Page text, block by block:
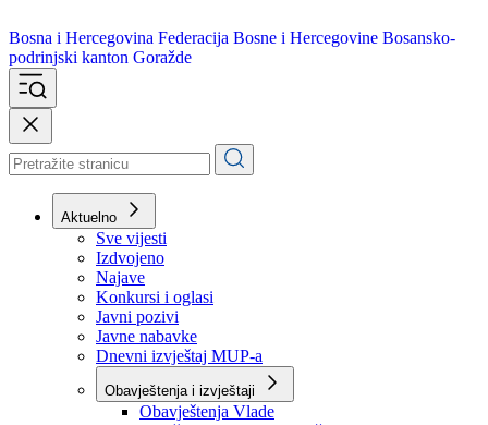
Bosna i Hercegovina
podrinjski kanton Goražde
Aktuelno
Sve vijesti
Izdvojeno
Najave
Konkursi i oglasi
Javni pozivi
Javne nabavke
Dnevni izvještaj MUP-a